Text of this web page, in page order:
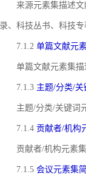
来源元素集描述
录、科技丛书、科技
7.1.2 单篇文献元
单篇文献元素集
7.1.3 主题/分类/
主题/分类/关键词
7.1.4 贡献者/机构
贡献者/机构元素
7.1.5 会议元素集